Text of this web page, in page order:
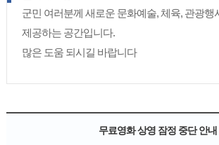
군민 여러분께 새로운 문화예술, 체육, 관광행
제공하는 공간입니다.
많은 도움 되시길 바랍니다
무료영화 상영 잠정 중단 안내